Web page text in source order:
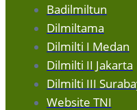
Badilmiltun
Dilmiltama
Dilmilti I Medan
Dilmilti II Jakarta
Dilmilti III
Website TNI